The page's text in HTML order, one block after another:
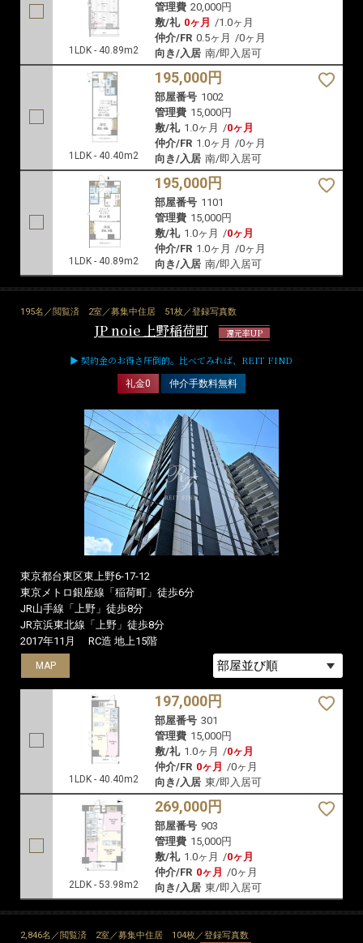
1LDK - 40.89m2
管理費 20,000円
敷/礼 0ヶ月 /1.0ヶ月
仲介/FR 0.5ヶ月 /0ヶ月
向き/入居 南/即入居可
1LDK - 40.40m2
195,000円
部屋番号 1002
管理費 15,000円
敷/礼 1.0ヶ月 /0ヶ月
仲介/FR 1.0ヶ月 /0ヶ月
向き/入居 南/即入居可
1LDK - 40.89m2
195,000円
部屋番号 1101
管理費 15,000円
敷/礼 1.0ヶ月 /0ヶ月
仲介/FR 1.0ヶ月 /0ヶ月
向き/入居 南/即入居可
195名／閲覧済 2室／募集中住居 51枚／登録写真数
JP noie 上野稲荷町 還元率UP
▶ 契約金のお得さ圧倒的。比べてみれば、REIT FIND
礼金0 仲介手数料無料
東京都台東区東上野6-17-12
東京メトロ銀座線「稲荷町」徒歩6分
JR山手線「上野」徒歩8分
JR京浜東北線「上野」徒歩8分
2017年11月
RC造 地上15階
MAP
1LDK - 40.40m2
197,000円
部屋番号 301
管理費 15,000円
敷/礼 1.0ヶ月 /0ヶ月
仲介/FR 0ヶ月 /0ヶ月
向き/入居 東/即入居可
MAP
2LDK - 53.98m2
269,000円
部屋番号 903
管理費 15,000円
敷/礼 1.0ヶ月 /0ヶ月
仲介/FR 0ヶ月 /0ヶ月
向き/入居 東/即入居可
2,846名／閲覧済 2室／募集中住居 104枚／登録写真数